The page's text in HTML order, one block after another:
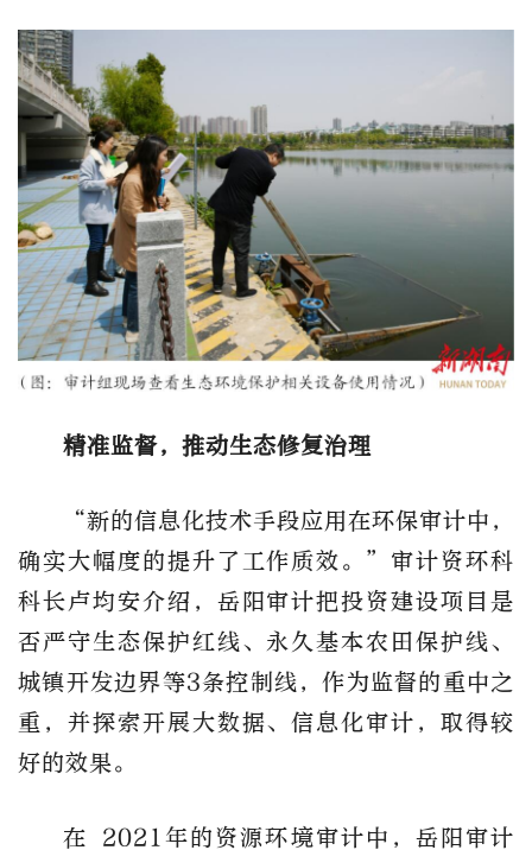
精准监督，推动生态修复治理
“新的信息化技术手段应用在环保审计中，
确实大幅度的提升了工作质效。”审计资环科
科长卢均安介绍，岳阳审计把投资建设项目是
否严守生态保护红线、永久基本农田保护线、
城镇开发边界等3条控制线，作为监督的重中之
重，并探索开展大数据、信息化审计，取得较
好的效果。
在 2021年的资源环境审计中，岳阳审计